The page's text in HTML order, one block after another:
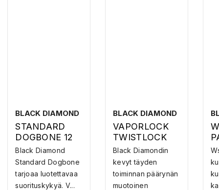
BLACK DIAMOND
STANDARD
DOGBONE 12
CM 6 PACK
Black Diamond
Standard Dogbone
tarjoaa luotettavaa
suorituskykyä. V...
BLACK DIAMOND
VAPORLOCK
TWISTLOCK
CARABINER –
LUKITTAVA
SULKURENGA
Black Diamondin
kevyt täyden
toiminnan päärynän
muotoinen